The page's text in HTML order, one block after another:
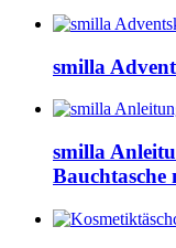
smilla
smilla
Bauchtasche